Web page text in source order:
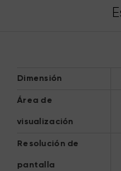
Dimensión
Área de
visualización
Resolución de
pantalla